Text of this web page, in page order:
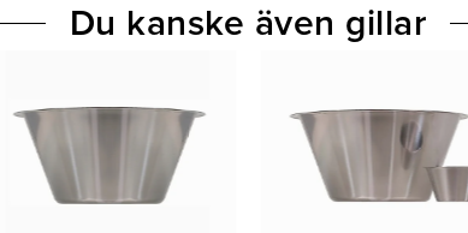
Du kanske även gillar